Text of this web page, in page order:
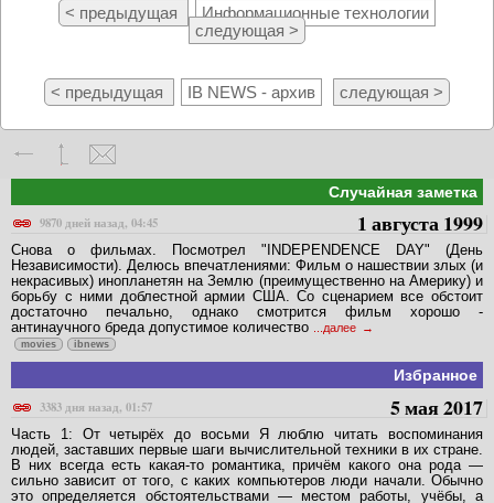
< предыдущая
Информационные технологии
следующая >
< предыдущая IB NEWS - архив следующая >
Случайная заметка
9870 дней назад, 04:45
1 августа 1999
Снова о фильмах. Посмотрел "INDEPENDENCE DAY" (День
Независимости). Делюсь впечатлениями: Фильм о нашествии злых (и
некрасивых) инопланетян на Землю (преимущественно на Америку) и
борьбу с ними доблестной армии США. Со сценарием все обстоит
достаточно печально, однако смотрится фильм хорошо -
антинаучного бреда допустимое количество
...далее
movies ibnews
Избранное
3383 дня назад, 01:57
5 мая 2017
Часть 1: От четырёх до восьми Я люблю читать воспоминания
людей, заставших первые шаги вычислительной техники в их стране.
В них всегда есть какая-то романтика, причём какого она рода —
сильно зависит от того, с каких компьютеров люди начали. Обычно
это определяется обстоятельствами — местом работы, учёбы, а